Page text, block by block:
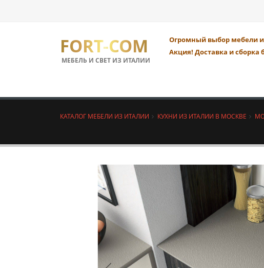
FORT-COM
МЕБЕЛЬ И СВЕТ ИЗ ИТАЛИИ
Огромный выбор мебели и
Акция! Доставка и сборка
КАТАЛОГ МЕБЕЛИ ИЗ ИТАЛИИ КУХНИ ИЗ ИТАЛИИ В МОСКВЕ